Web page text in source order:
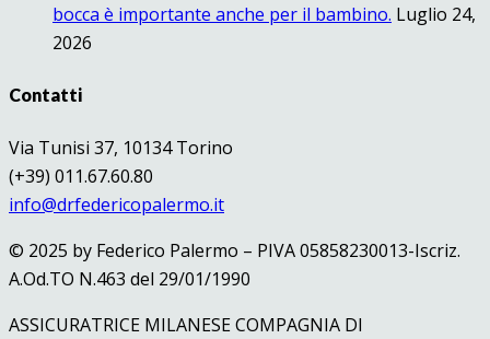
bocca è importante anche per il bambino. Luglio 24,
2026
Contatti
Via Tunisi 37, 10134 Torino
(+39) 011.67.60.80
info@drfedericopalermo.it
© 2025 by Federico Palermo – PIVA 05858230013-Iscriz.
A.Od.TO N.463 del 29/01/1990
ASSICURATRICE MILANESE COMPAGNIA DI